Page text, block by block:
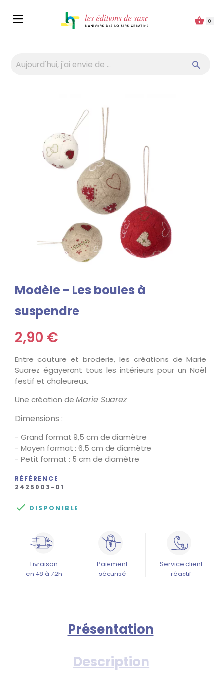
0
Modèle - Les boules à
suspendre
2,90 €
Entre couture et broderie, les créations de Marie
Suarez égayeront tous les intérieurs pour un Noël
festif et chaleureux.
Une création de Marie Suarez
Dimensions :
- Grand format 9,5 cm de diamètre
- Moyen format : 6,5 cm de diamètre
- Petit format : 5 cm de diamètre
RÉFÉRENCE
2425003-01
 DISPONIBLE
Livraison
en 48 à 72h
Paiement
sécurisé
Service client
réactif
Présentation
Description